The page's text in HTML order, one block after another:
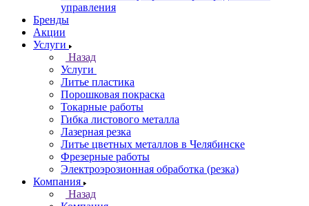
управления
Бренды
Акции
Услуги
Назад
Услуги
Литье пластика
Порошковая покраска
Токарные работы
Гибка листового металла
Лазерная резка
Литье цветных металлов в Челябинске
Фрезерные работы
Электроэрозионная обработка (резка)
Компания
Назад